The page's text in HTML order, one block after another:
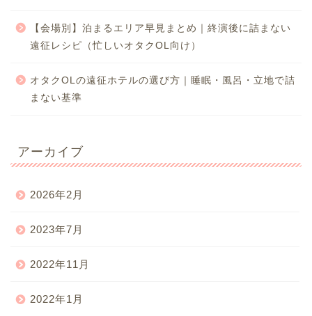
【会場別】泊まるエリア早見まとめ｜終演後に詰まない
遠征レシピ（忙しいオタクOL向け）
オタクOLの遠征ホテルの選び方｜睡眠・風呂・立地で詰
まない基準
アーカイブ
2026年2月
2023年7月
2022年11月
2022年1月